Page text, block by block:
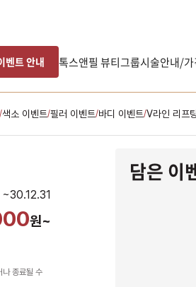
벤트 안내 톡스앤필 뷰티그룹시술안내/가
/색소 이벤트/필러 이벤트/바디 이벤트/V라인 리프
~30.12.31
원~
나 종료될 수
담은 이